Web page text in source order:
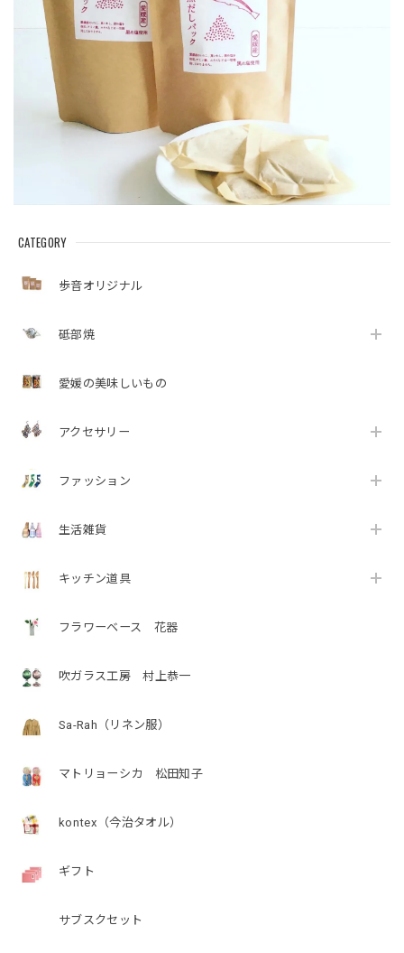
CATEGORY
歩音オリジナル
砥部焼
愛媛の美味しいもの
アクセサリー
ファッション
生活雑貨
キッチン道具
フラワーベース 花器
吹ガラス工房 村上恭一
Sa-Rah（リネン服）
マトリョーシカ 松田知子
kontex（今治タオル）
ギフト
サブスクセット